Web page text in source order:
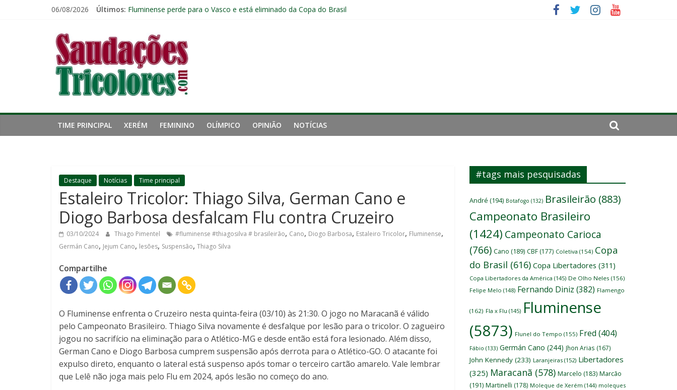
06/08/2026 Últimos: Fluminense perde para o Vasco e está eliminado da Copa do Brasil
John Kennedy sofre torção no joelho e passará por exames no Fluminense
Igor Rabello reconhece primeiro tempo ruim do Fluminense e cobra arbitragem em lance de pancada: “Tem que parar o jogo”
Saudações
Tricolores
TIME PRINCIPAL XERÉM FEMININO OLÍMPICO OPINIÃO NOTÍCIAS
Destaque Notícias Time principal
Estaleiro Tricolor: Thiago Silva, German Cano e
Diogo Barbosa desfalcam Flu contra Cruzeiro
03/10/2024 Thiago Pimentel #fluminense #thiagosilva # brasileirão, Cano, Diogo Barbosa, Estaleiro Tricolor, Fluminense,
Germán Cano, Jejum Cano, lesões, Suspensão, Thiago Silva
Compartilhe
O Fluminense enfrenta o Cruzeiro nesta quinta-feira (03/10) às 21:30. O jogo no Maracanã é válido
pelo Campeonato Brasileiro. Thiago Silva novamente é desfalque por lesão para o tricolor. O zagueiro
jogou no sacrifício na eliminação para o Atlético-MG e desde então está fora lesionado. Além disso,
German Cano e Diogo Barbosa cumprem suspensão após derrota para o Atlético-GO. O atacante foi
expulso direto, enquanto o lateral está suspenso após tomar o terceiro cartão amarelo. Vale lembrar
que Lelê não joga mais pelo Flu em 2024, após lesão no começo do ano.
#tags mais pesquisadas
André (194) Botafogo (132) Brasileirão (883)
Campeonato Brasileiro
(1424) Campeonato Carioca
(766) Cano (189) CBF (177) Coletiva (154) Copa
do Brasil (616) Copa Libertadores (311)
Copa Libertadores da América (145) De Olho Neles (156)
Felipe Melo (148) Fernando Diniz (382) Flamengo
(162) Fla x Flu (145) Fluminense
(5873) Flunel do Tempo (155) Fred (404)
Fábio (133) Germán Cano (244) Jhon Arias (167)
John Kennedy (233) Laranjeiras (152) Libertadores
(325) Maracanã (578) Marcelo (183) Marcão
(191) Martinelli (178) Moleque de Xerém (144) moleques